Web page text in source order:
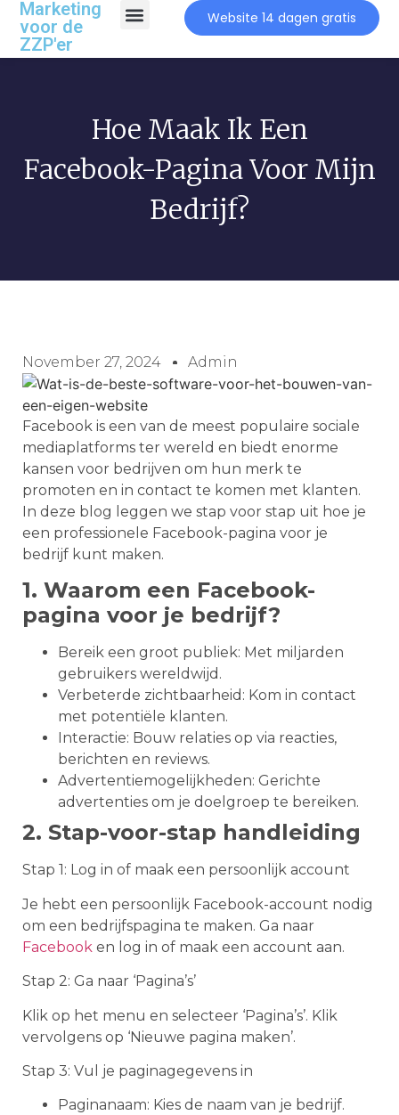
Marketing
voor de
ZZP'er
Website 14 dagen gratis
Hoe Maak Ik Een
Facebook-Pagina Voor Mijn
Bedrijf?
November 27, 2024 Admin
Facebook is een van de meest populaire sociale
mediaplatforms ter wereld en biedt enorme
kansen voor bedrijven om hun merk te
promoten en in contact te komen met klanten.
In deze blog leggen we stap voor stap uit hoe je
een professionele Facebook-pagina voor je
bedrijf kunt maken.
1. Waarom een Facebook-
pagina voor je bedrijf?
Bereik een groot publiek: Met miljarden
gebruikers wereldwijd.
Verbeterde zichtbaarheid: Kom in contact
met potentiële klanten.
Interactie: Bouw relaties op via reacties,
berichten en reviews.
Advertentiemogelijkheden: Gerichte
advertenties om je doelgroep te bereiken.
2. Stap-voor-stap handleiding
Stap 1: Log in of maak een persoonlijk account
Je hebt een persoonlijk Facebook-account nodig
om een bedrijfspagina te maken. Ga naar
Facebook en log in of maak een account aan.
Stap 2: Ga naar ‘Pagina’s’
Klik op het menu en selecteer ‘Pagina’s’. Klik
vervolgens op ‘Nieuwe pagina maken’.
Stap 3: Vul je paginagegevens in
Paginanaam: Kies de naam van je bedrijf.